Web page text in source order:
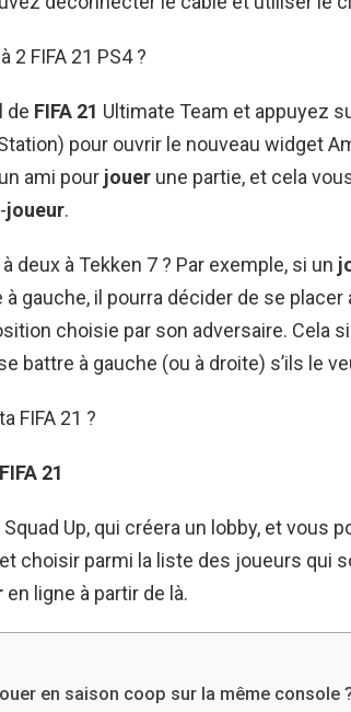
FIFA 21 PS4 ?
de FIFA 21 Ultimate Team et appuyez
pour ouvrir le nouveau widget
ami pour jouer une partie, et cela
joueur.
deux à Tekken 7 ? Par exemple, si un
à gauche, il pourra décider de se placer
choisie par son adversaire. Cela
battre à gauche (ou à droite) s’ils le
FIFA 21 ?
FIFA 21
Up, qui créera un lobby, et vous
choisir parmi la liste des joueurs qui
en ligne à partir de là.
en saison coop sur la même console